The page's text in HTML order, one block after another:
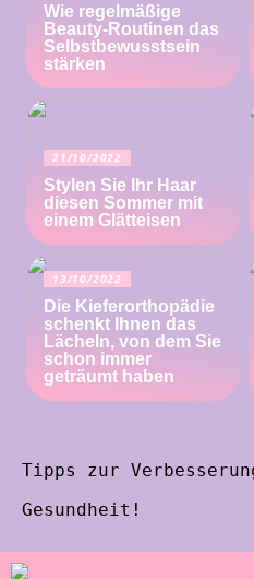
Wie regelmäßige
Beauty-Routinen das
Selbstbewusstsein
stärken
21/10/2022
Stylen Sie Ihr Haar
diesen Sommer mit
einem Glätteisen
13/10/2022
Die Kieferorthopädie
schenkt Ihnen das
Lächeln, von dem Sie
schon immer
geträumt haben
Tipps zur
Gesundheit!